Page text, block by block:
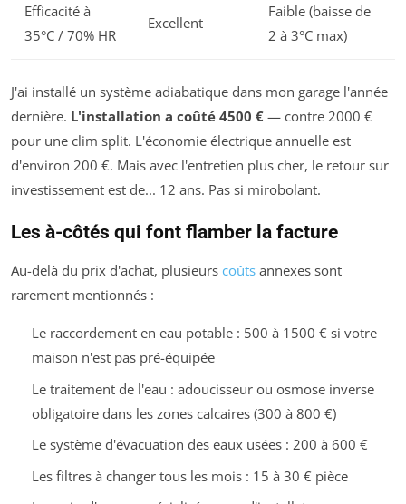
Efficacité à
35°C / 70% HR
Excellent
Faible (baisse de
2 à 3°C max)
J'ai installé un système adiabatique dans mon garage l'année
dernière. L'installation a coûté 4500 € — contre 2000 €
pour une clim split. L'économie électrique annuelle est
d'environ 200 €. Mais avec l'entretien plus cher, le retour sur
investissement est de... 12 ans. Pas si mirobolant.
Les à-côtés qui font flamber la facture
Au-delà du prix d'achat, plusieurs coûts annexes sont
rarement mentionnés :
Le raccordement en eau potable : 500 à 1500 € si votre
maison n'est pas pré-équipée
Le traitement de l'eau : adoucisseur ou osmose inverse
obligatoire dans les zones calcaires (300 à 800 €)
Le système d'évacuation des eaux usées : 200 à 600 €
Les filtres à changer tous les mois : 15 à 30 € pièce